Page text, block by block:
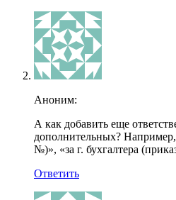
Аноним:
А как добавить еще
дополнительных? Например,
№)», «за г. бухгалтера
Ответить